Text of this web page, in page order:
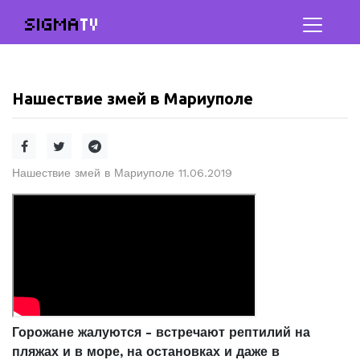
SIGMATV
Нашествие змей в Мариуполе
Нашествие змей в Мариуполе 11.06.2019
Горожане жалуются - встречают рептилий на
пляжах и в море, на остановках и даже в